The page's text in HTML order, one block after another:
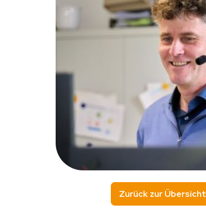
Zurück zur Übersicht